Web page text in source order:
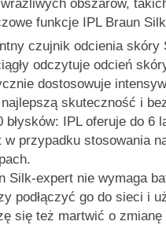
obszarów,
funkcje IPL Braun
czujnik odcienia skóry
odczytuje odcień
dostosowuje
skuteczność i
błysków: IPL oferuje do 6
w przypadku stosowania
Silk-expert nie wymaga
podłączyć go do sieci i
się też martwić o zmianę